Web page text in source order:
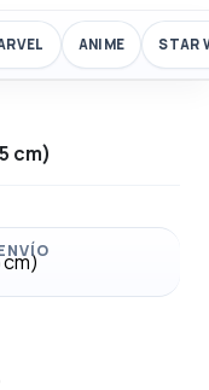
ANIME STAR
cm)